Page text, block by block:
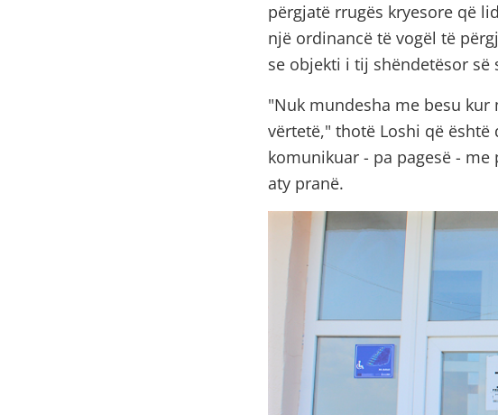
përgjatë rrugës kryesore që
një ordinancë të vogël të
se objekti i tij shëndetësor
"Nuk mundesha me besu kur
vërtetë," thotë Loshi që
komunikuar - pa pagesë -
aty pranë.